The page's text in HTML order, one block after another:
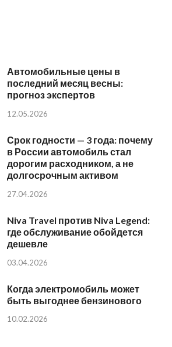
Автомобильные цены в
последний месяц весны:
прогноз экспертов
12.05.2026
Срок годности — 3 года: почему
в России автомобиль стал
дорогим расходником, а не
долгосрочным активом
27.04.2026
Niva Travel против Niva Legend:
где обслуживание обойдется
дешевле
03.04.2026
Когда электромобиль может
быть выгоднее бензинового
10.02.2026